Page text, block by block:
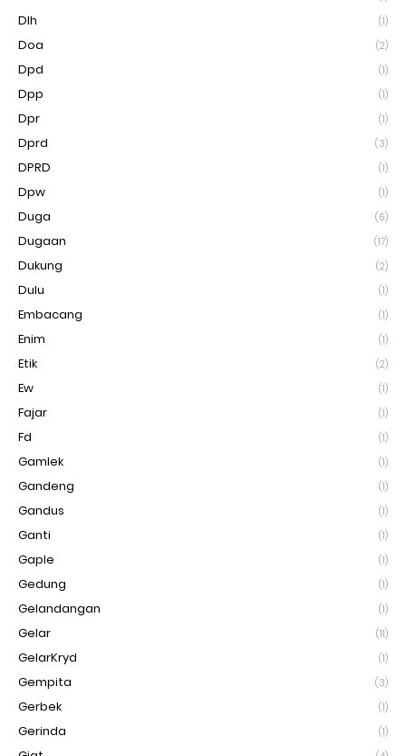
Dlh (1)
Doa (2)
Dpd (1)
Dpp (1)
Dpr (1)
Dprd (3)
DPRD (1)
Dpw (1)
Duga (6)
Dugaan (17)
Dukung (2)
Dulu (1)
Embacang (1)
Enim (1)
Etik (2)
Ew (1)
Fajar (1)
Fd (1)
Gamlek (1)
Gandeng (1)
Gandus (1)
Ganti (1)
Gaple (1)
Gedung (1)
Gelandangan (1)
Gelar (11)
GelarKryd (1)
Gempita (3)
Gerbek (1)
Gerinda (1)